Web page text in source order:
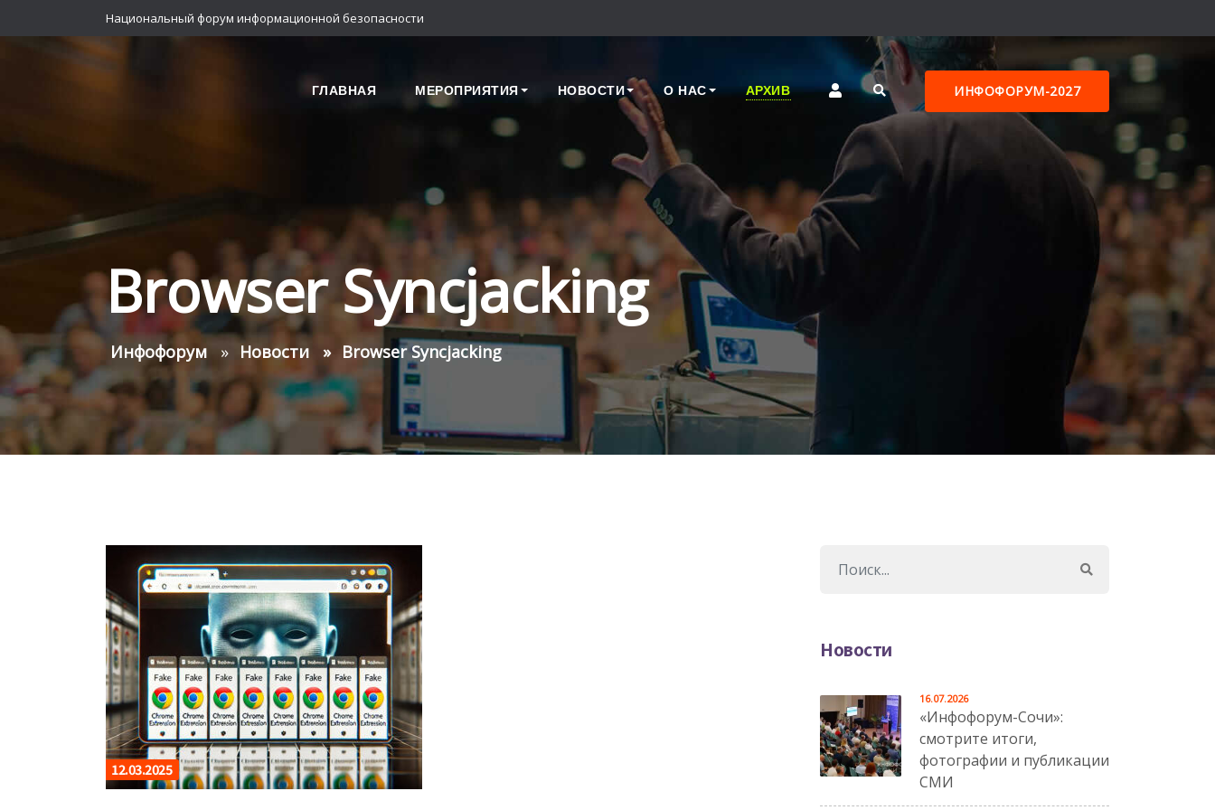
Национальный форум информационной безопасности
ГЛАВНАЯ МЕРОПРИЯТИЯ НОВОСТИ О НАС АРХИВ ИНФОФОРУМ-2027
Browser Syncjacking
Инфофорум Новости Browser Syncjacking
12.03.2025
Новости
«Инфофорум-Сочи»:
смотрите итоги,
фотографии и публикации
СМИ
16.07.2026